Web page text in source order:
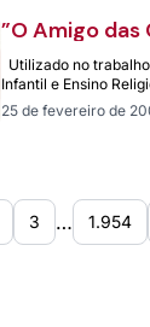
”O Amigo
Utilizado no
Infantil e Ensino
Crianças” traz
bíblicos,…
25 de fevereiro de
3 … 1.954